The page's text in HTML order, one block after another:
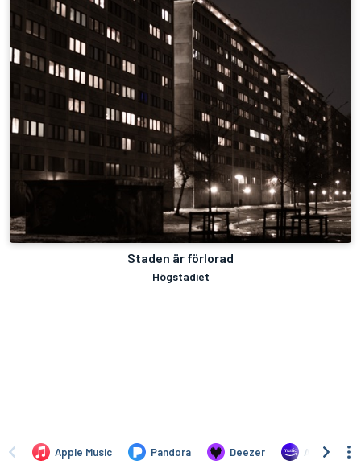
Staden är förlorad
Högstadiet
Apple Music Pandora Deezer Amazon